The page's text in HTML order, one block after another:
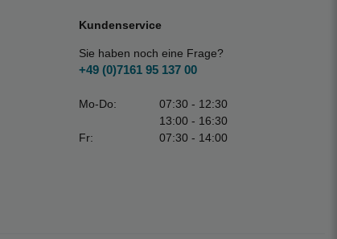
Kundenservice
Sie haben noch eine Frage?
+49 (0)7161 95 137 00
Mo-Do:
07:30 - 12:30
13:00 - 16:30
Fr:
07:30 - 14:00